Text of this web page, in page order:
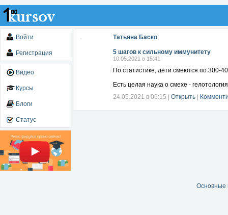
Войти
Регистрация
Видео
Курсы
Блоги
Статус
Татьяна Баско
5 шагов к сильному иммунитету
10.05.2021 в 15:41
По статистике, дети смеются по 300-
Есть целая наука о смехе -
24.05.2021 в 06:15
Открыть
Основные